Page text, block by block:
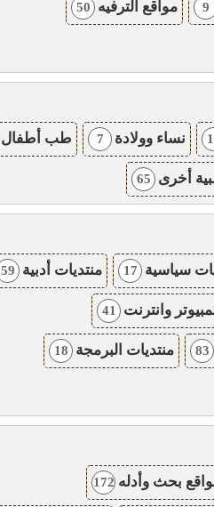
9 مواقع الترفيه 50
نساء وولادة 7 طب أطفال
أخرى 65
سياسية 17 منتديات أدبية 59
وانترنت 41
83 منتديات البرمجة 18
بحث وأدله 172